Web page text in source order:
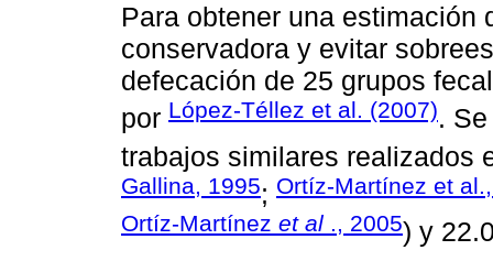
Para obtener una estimación
conservadora y evitar
defecación de 25 grupos
por López-Téllez et al. (2007).
trabajos similares realizados
Gallina, 1995; Ortíz-Martínez et
Ortíz-Martínez et al ., 2005) y